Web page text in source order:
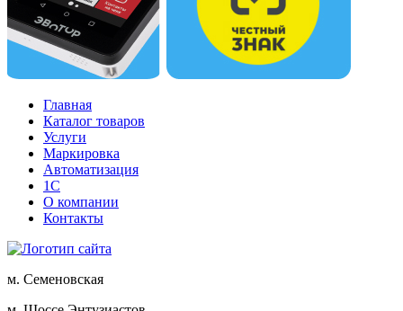
Главная
Каталог товаров
Услуги
Маркировка
Автоматизация
1С
О компании
Контакты
м. Семеновская